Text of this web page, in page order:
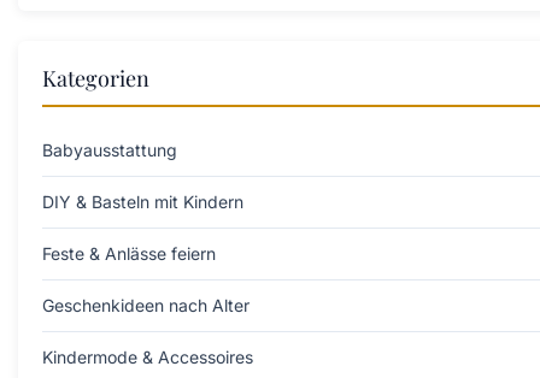
Kategorien
Babyausstattung
DIY & Basteln mit Kindern
Feste & Anlässe feiern
Geschenkideen nach Alter
Kindermode & Accessoires